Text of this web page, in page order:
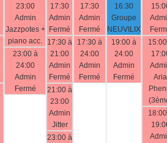
23:00
Admin
Jazzpotes +
piano acc.
23:00 à
24:00
Admin
Fermé
17:30
Admin
Fermé
17:30 à
21:00
Admin
Fermé
21:00 à
23:00
Admin
Jitter
23:00 à
17:30
Admin
Fermé
17:30 à
24:00
Admin
Fermé
16:30
Groupe
NEUVILIX
19:00 à
24:00
Admin
Fermé
Aria